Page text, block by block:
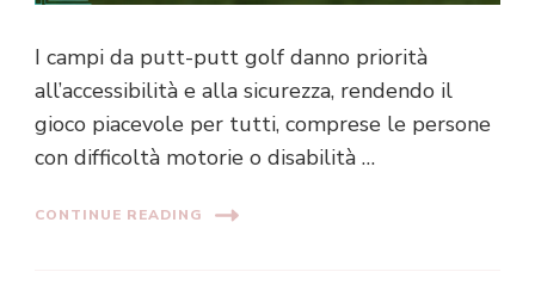
I campi da putt-putt golf danno priorità
all’accessibilità e alla sicurezza, rendendo il
gioco piacevole per tutti, comprese le persone
con difficoltà motorie o disabilità …
CONTINUE READING